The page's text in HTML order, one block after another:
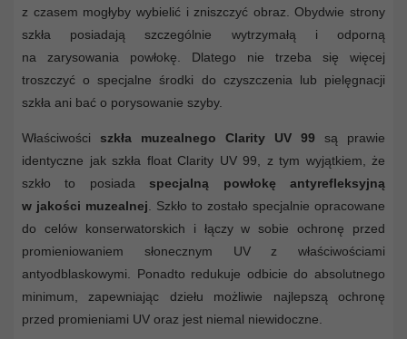
z czasem mogłyby wybielić i zniszczyć obraz. Obydwie strony
szkła posiadają szczególnie wytrzymałą i odporną
na zarysowania powłokę. Dlatego nie trzeba się więcej
troszczyć o specjalne środki do czyszczenia lub pielęgnacji
szkła ani bać o porysowanie szyby.
Właściwości szkła muzealnego Clarity UV 99 są prawie
identyczne jak szkła float Clarity UV 99, z tym wyjątkiem, że
szkło to posiada specjalną powłokę antyrefleksyjną
w jakości muzealnej . Szkło to zostało specjalnie opracowane
do celów konserwatorskich i łączy w sobie ochronę przed
promieniowaniem słonecznym UV z właściwościami
antyodblaskowymi. Ponadto redukuje odbicie do absolutnego
minimum, zapewniając dziełu możliwie najlepszą ochronę
przed promieniami UV oraz jest niemal niewidoczne.